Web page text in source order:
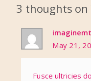
3 thoughts on
May 21,
Fusce ultricies